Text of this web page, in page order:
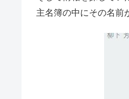
主名簿の中にその名前